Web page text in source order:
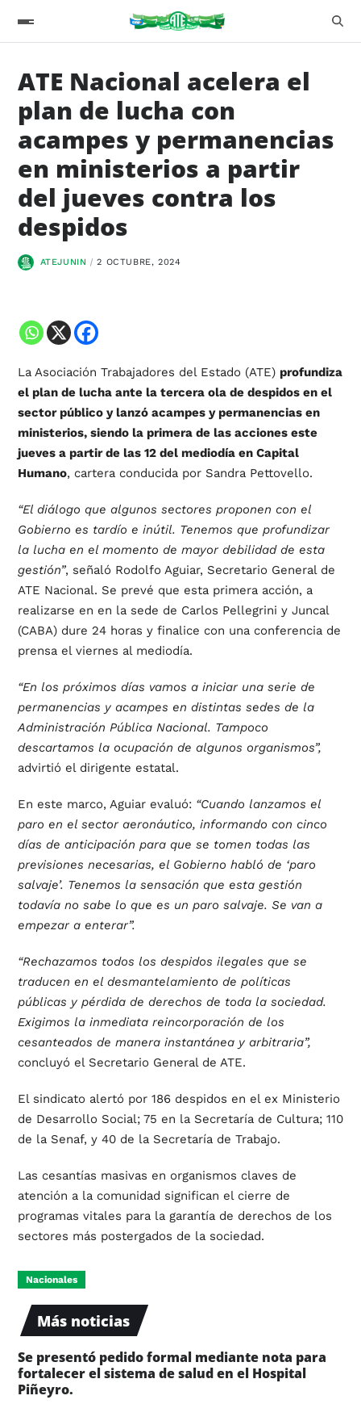
ATE Nacional acelera el
plan de lucha con
acampes y permanencias
en ministerios a partir
del jueves contra los
despidos
ATEJUNIN 2 OCTUBRE, 2024
La Asociación Trabajadores del Estado (ATE) profundiza
el plan de lucha ante la tercera ola de despidos en el
sector público y lanzó acampes y permanencias en
ministerios, siendo la primera de las acciones este
jueves a partir de las 12 del mediodía en Capital
Humano, cartera conducida por Sandra Pettovello.
“El diálogo que algunos sectores proponen con el
Gobierno es tardío e inútil. Tenemos que profundizar
la lucha en el momento de mayor debilidad de esta
gestión”, señaló Rodolfo Aguiar, Secretario General de
ATE Nacional. Se prevé que esta primera acción, a
realizarse en en la sede de Carlos Pellegrini y Juncal
(CABA) dure 24 horas y finalice con una conferencia de
prensa el viernes al mediodía.
“En los próximos días vamos a iniciar una serie de
permanencias y acampes en distintas sedes de la
Administración Pública Nacional. Tampoco
descartamos la ocupación de algunos organismos”,
advirtió el dirigente estatal.
En este marco, Aguiar evaluó: “Cuando lanzamos el
paro en el sector aeronáutico, informando con cinco
días de anticipación para que se tomen todas las
previsiones necesarias, el Gobierno habló de ‘paro
salvaje’. Tenemos la sensación que esta gestión
todavía no sabe lo que es un paro salvaje. Se van a
empezar a enterar”.
“Rechazamos todos los despidos ilegales que se
traducen en el desmantelamiento de políticas
públicas y pérdida de derechos de toda la sociedad.
Exigimos la inmediata reincorporación de los
cesanteados de manera instantánea y arbitraria”,
concluyó el Secretario General de ATE.
El sindicato alertó por 186 despidos en el ex Ministerio
de Desarrollo Social; 75 en la Secretaría de Cultura; 110
de la Senaf, y 40 de la Secretaría de Trabajo.
Las cesantías masivas en organismos claves de
atención a la comunidad significan el cierre de
programas vitales para la garantía de derechos de los
sectores más postergados de la sociedad.
Nacionales
Más noticias
Se presentó pedido formal mediante nota para
fortalecer el sistema de salud en el Hospital
Piñeyro.